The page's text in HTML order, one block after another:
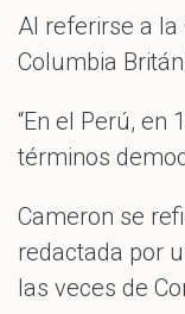
Al referirse a la
Columbia
“En el Perú, en
términos
Cameron se
redactada por
las veces de